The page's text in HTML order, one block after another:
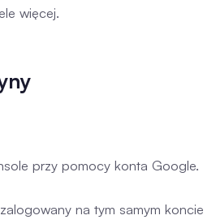
więcej.
przy pomocy konta Google.
na tym samym koncie